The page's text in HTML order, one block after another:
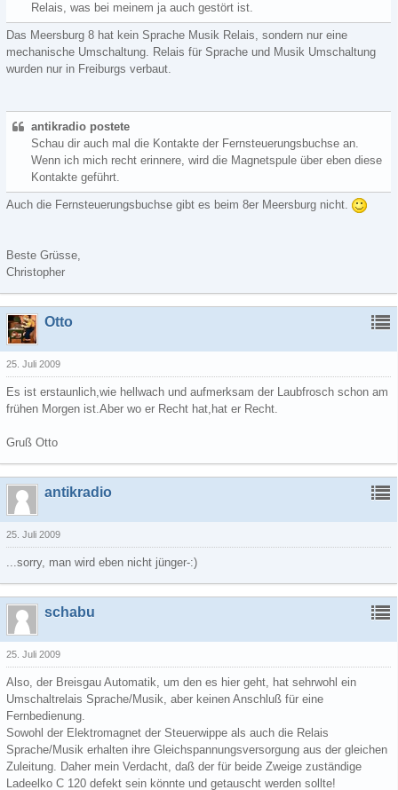
Relais, was bei meinem ja auch gestört ist.
Das Meersburg 8 hat kein Sprache Musik Relais, sondern nur eine
mechanische Umschaltung. Relais für Sprache und Musik Umschaltung
wurden nur in Freiburgs verbaut.
antikradio postete
Schau dir auch mal die Kontakte der Fernsteuerungsbuchse an.
Wenn ich mich recht erinnere, wird die Magnetspule über eben diese
Kontakte geführt.
Auch die Fernsteuerungsbuchse gibt es beim 8er Meersburg nicht.
Beste Grüsse,
Christopher
Otto
25. Juli 2009
Es ist erstaunlich,wie hellwach und aufmerksam der Laubfrosch schon am
frühen Morgen ist.Aber wo er Recht hat,hat er Recht.
Gruß Otto
antikradio
25. Juli 2009
...sorry, man wird eben nicht jünger-:)
schabu
25. Juli 2009
Also, der Breisgau Automatik, um den es hier geht, hat sehrwohl ein
Umschaltrelais Sprache/Musik, aber keinen Anschluß für eine
Fernbedienung.
Sowohl der Elektromagnet der Steuerwippe als auch die Relais
Sprache/Musik erhalten ihre Gleichspannungsversorgung aus der gleichen
Zuleitung. Daher mein Verdacht, daß der für beide Zweige zuständige
Ladeelko C 120 defekt sein könnte und getauscht werden sollte!